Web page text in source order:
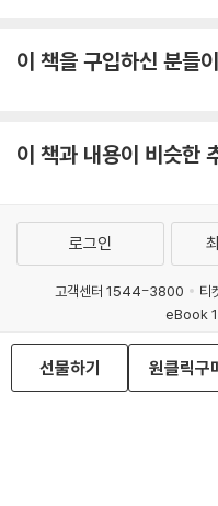
이 책을 구입하신 분들
이 책과 내용이 비슷한
선물하기 원클릭구
로그인
고객센터 1544-3800 티
eBook
예스이십
이용약관
개인